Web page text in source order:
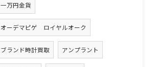
一万円金貨
オーデマピゲ ロイヤルオーク
ブランド時計買取 アンプラント